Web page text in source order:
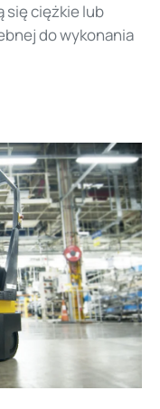
się ciężkie lub
do wykonania